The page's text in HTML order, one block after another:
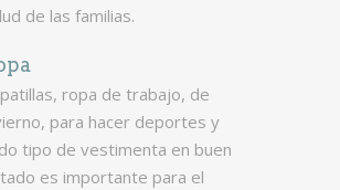
de las familias.
ropa de trabajo, de
para hacer deportes y
tipo de vestimenta en buen
es importante para el